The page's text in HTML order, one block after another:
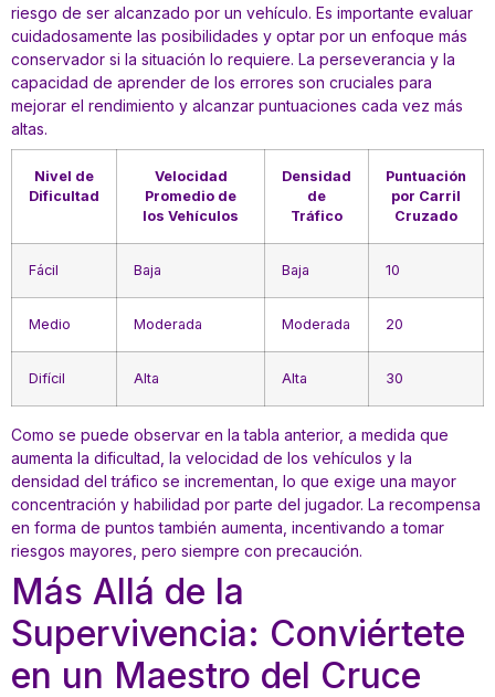
riesgo de ser alcanzado por un vehículo. Es importante evaluar
cuidadosamente las posibilidades y optar por un enfoque más
conservador si la situación lo requiere. La perseverancia y la
capacidad de aprender de los errores son cruciales para
mejorar el rendimiento y alcanzar puntuaciones cada vez más
altas.
Nivel de
Dificultad
Velocidad
Promedio de
los Vehículos
Densidad
de
Tráfico
Puntuación
por Carril
Cruzado
Fácil Baja Baja 10
Medio Moderada Moderada 20
Difícil Alta Alta 30
Como se puede observar en la tabla anterior, a medida que
aumenta la dificultad, la velocidad de los vehículos y la
densidad del tráfico se incrementan, lo que exige una mayor
concentración y habilidad por parte del jugador. La recompensa
en forma de puntos también aumenta, incentivando a tomar
riesgos mayores, pero siempre con precaución.
Más Allá de la
Supervivencia: Conviértete
en un Maestro del Cruce